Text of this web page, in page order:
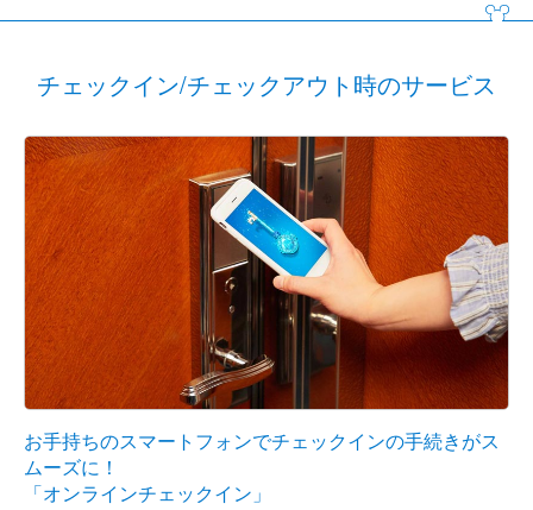
チェックイン/チェックアウト時のサービス
お手持ちのスマートフォンでチェックインの手続きがス
ムーズに！
「オンラインチェックイン」